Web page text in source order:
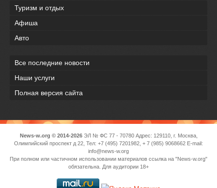
Туризм и отдых
Афиша
Авто
Все последние новости
Наши услуги
Полная версия сайта
News-w.org © 2014-2026ЭЛ № ФС 77 - 70780 Адрес: 129110, г. Москва,
Олимпийский проспект д 22, Тел: +7 (495) 7201982, + 7 (985) 9068662 E-mail:
info@news-w.org
При полном или частичном использовании материалов ссылка на "News-w.org"
обязательна. Для аудитории 18+